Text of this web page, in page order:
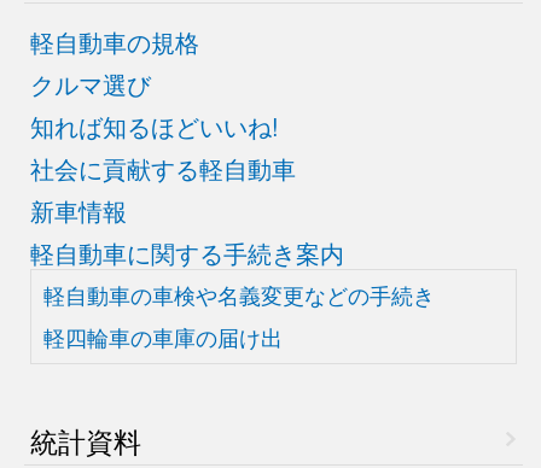
軽自動車の規格
クルマ選び
知れば知るほどいいね!
社会に貢献する軽自動車
新車情報
軽自動車に関する手続き案内
軽自動車の車検や名義変更などの手続き
軽四輪車の車庫の届け出
統計資料